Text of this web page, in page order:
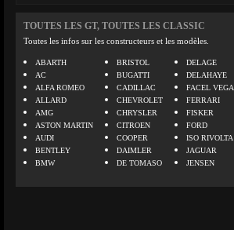
TOUTES LES GT, TOUTES LES CLASSIC
Toutes les infos sur les constructeurs et les modèles.
ABARTH
AC
ALFA ROMEO
ALLARD
AMG
ASTON MARTIN
AUDI
BENTLEY
BMW
BRISTOL
BUGATTI
CADILLAC
CHEVROLET
CHRYSLER
CITROEN
COOPER
DAIMLER
DE TOMASO
DELAGE
DELAHAYE
FACEL VEGA
FERRARI
FISKER
FORD
ISO RIVOLTA
JAGUAR
JENSEN